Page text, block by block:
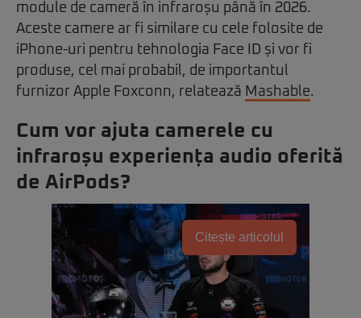
module de cameră în infraroșu până în 2026.
Aceste camere ar fi similare cu cele folosite de
iPhone-uri pentru tehnologia Face ID și vor fi
produse, cel mai probabil, de importantul
furnizor Apple Foxconn, relatează Mashable.
Cum vor ajuta camerele cu
infraroșu experiența audio oferită
de AirPods?
Citește articolul